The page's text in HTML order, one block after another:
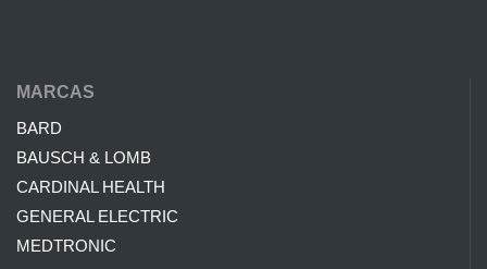
MARCAS
BARD
BAUSCH & LOMB
CARDINAL HEALTH
GENERAL ELECTRIC
MEDTRONIC